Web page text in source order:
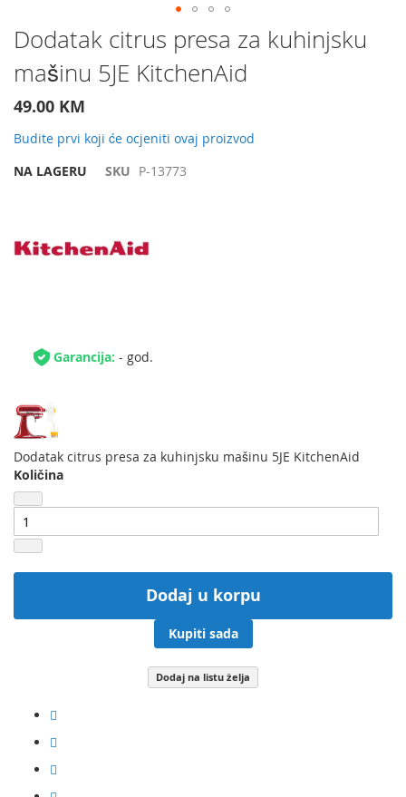
Preskočite
na
početak
galerije
slika
Dodatak citrus presa za kuhinjsku
mašinu 5JE KitchenAid
49.00 KM
Budite prvi koji će ocjeniti ovaj proizvod
NA LAGERU
SKU P-13773
Garancija: - god.
Dodatak citrus presa za kuhinjsku mašinu 5JE KitchenAid
Količina
Dodaj u korpu
Kupiti sada
Dodaj na listu želja